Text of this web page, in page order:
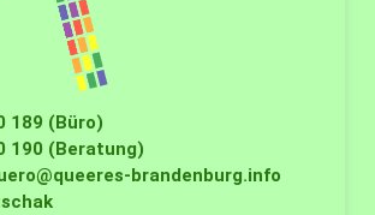
189 (Büro)
190 (Beratung)
brandenburg.info